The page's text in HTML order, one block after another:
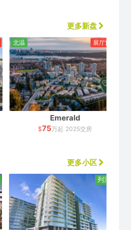
更多新盘
Emerald
$75万起 2025交房
北温 展厅预览
更多小区
列治文